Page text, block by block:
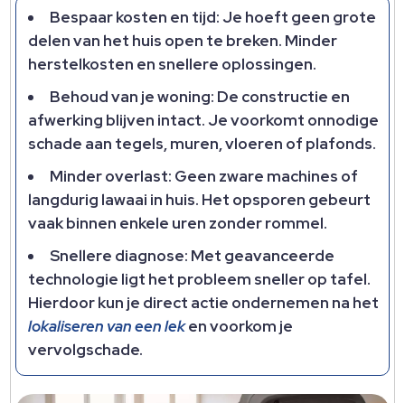
Bespaar kosten en tijd: Je hoeft geen grote
delen van het huis open te breken. Minder
herstelkosten en snellere oplossingen.
Behoud van je woning: De constructie en
afwerking blijven intact. Je voorkomt onnodige
schade aan tegels, muren, vloeren of plafonds.
Minder overlast: Geen zware machines of
langdurig lawaai in huis. Het opsporen gebeurt
vaak binnen enkele uren zonder rommel.
Snellere diagnose: Met geavanceerde
technologie ligt het probleem sneller op tafel.
Hierdoor kun je direct actie ondernemen na het
lokaliseren van een leken voorkom je
vervolgschade.